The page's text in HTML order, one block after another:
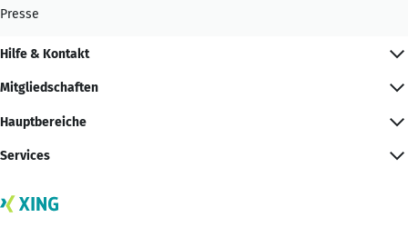
Presse
Hilfe & Kontakt
Mitgliedschaften
Hauptbereiche
Services